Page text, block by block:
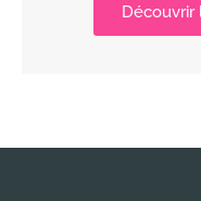
Découvrir